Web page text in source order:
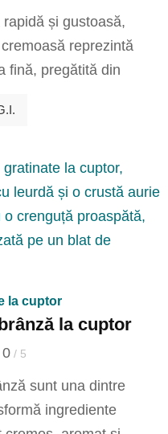
și gustoasă,
reprezintă
fină, pregătită din
la cuptor
la cuptor
0/ 5
sunt una dintre
ingrediente